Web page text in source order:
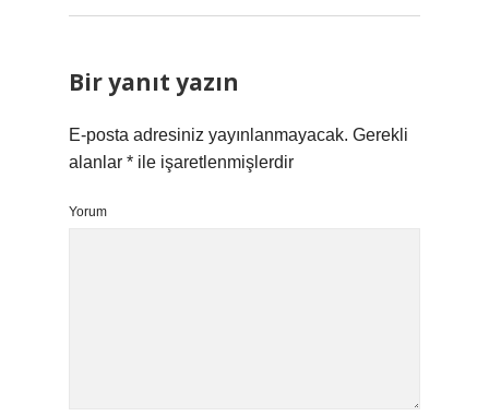
Bir yanıt yazın
E-posta adresiniz yayınlanmayacak. Gerekli
alanlar * ile işaretlenmişlerdir
Yorum